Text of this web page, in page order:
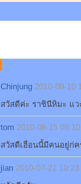
Chinjung 2010-09-10
สวัสดีค่ะ ราชินีหิมะ แ
tom 2010-08-15 08:10
สวัสดีเฮือนนี้มีคนอยู่ก่
jian 2010-07-21 10:23